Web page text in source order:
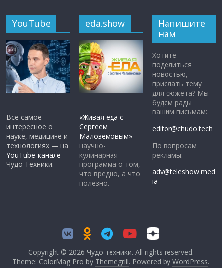
YouTube
Всё самое
интересное о
науке, медицине и
технологиях — на
YouTube-канале
Чудо Техники.
eda.show
«Живая еда с
Сергеем
Малозёмовым» —
научно-
кулинарная
программа о том,
что вредно, а что
полезно.
Напишите
нам
Хотите
поделиться
новостью,
прислать тему
для сюжета? Мы
будем рады
вашим письмам:
editor@chudo.tech
По вопросам
рекламы:
adv@teleshow.med
ia
Copyright © 2026 Чудо техники. All rights reserved.
Theme: ColorMag Pro by Themegrill. Powered byWordPress.